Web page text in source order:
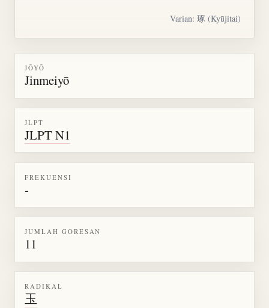
Varian: 琢 (Kyūjitai)
JŌYŌ
Jinmeiyō
JLPT
JLPT N1
FREKUENSI
-
JUMLAH GORESAN
11
RADIKAL
玉